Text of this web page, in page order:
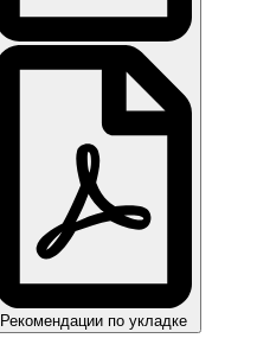
Рекомендации по укладке